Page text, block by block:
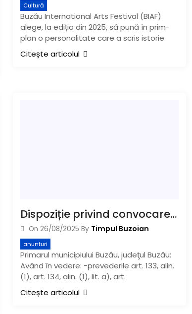
Cultură
Buzău International Arts Festival (BIAF)
alege, la ediția din 2025, să pună în prim-
plan o personalitate care a scris istorie
Citește articolul
Dispoziție privind convocarea în şedinţa ordinară a lunii august 2025 a Consiliului Local al Municipiului Buzău
On 26/08/2025 By Timpul Buzoian
anunturi
Primarul municipiului Buzău, judeţul Buzău:
Având în vedere: -prevederile art. 133, alin.
(1), art. 134, alin. (1), lit. a), art.
Citește articolul